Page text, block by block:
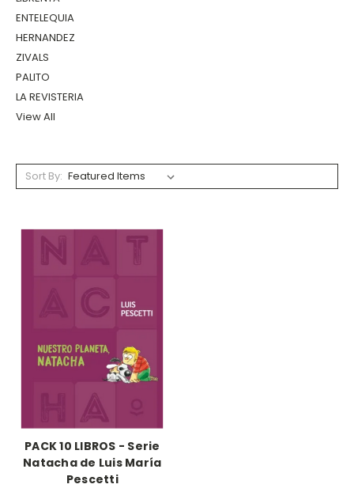
ENTELEQUIA
HERNANDEZ
ZIVALS
PALITO
LA REVISTERIA
View All
Sort By:
PACK 10 LIBROS - Serie
Natacha de Luis María
Pescetti